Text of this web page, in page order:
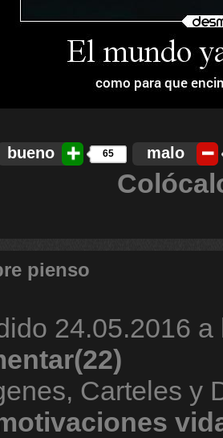
bueno 65 malo
pienso
24.05.2016 a
Carteles y